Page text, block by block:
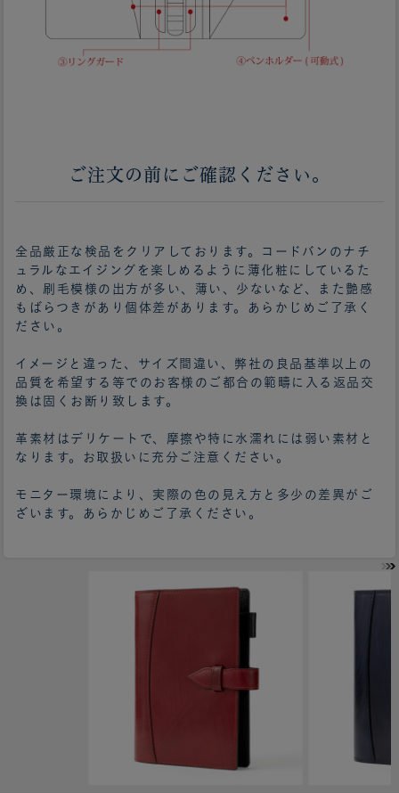
ご注文の前にご確認ください。
全品厳正な検品をクリアしております。コードバンのナチ
ュラルなエイジングを楽しめるように薄化粧にしているた
め、刷毛模様の出方が多い、薄い、少ないなど、また艶感
もばらつきがあり個体差があります。あらかじめご了承く
ださい。
イメージと違った、サイズ間違い、弊社の良品基準以上の
品質を希望する等でのお客様のご都合の範疇に入る返品交
換は固くお断り致します。
革素材はデリケートで、摩擦や特に水濡れには弱い素材と
なります。お取扱いに充分ご注意ください。
モニター環境により、実際の色の見え方と多少の差異がご
ざいます。あらかじめご了承ください。